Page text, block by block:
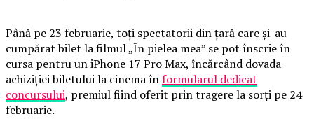
Până pe 23 februarie, toți spectatorii din țară care și-au
cumpărat bilet la filmul „În pielea mea” se pot înscrie în
cursa pentru un iPhone 17 Pro Max, încărcând dovada
achiziției biletului la cinema înformularul dedicat
concursului, premiul fiind oferit prin tragere la sorți pe 24
februarie.